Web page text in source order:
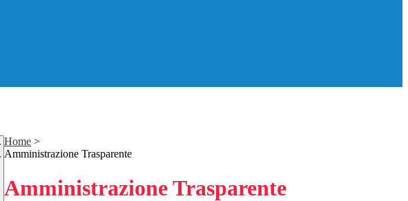
Home >
Amministrazione Trasparente
Amministrazione Trasparente